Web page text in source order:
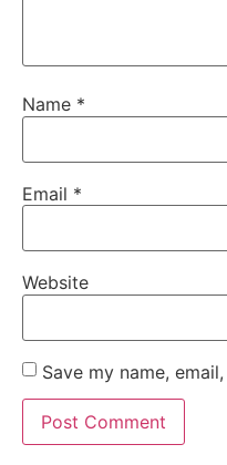
Name *
Email *
Website
Save my name,